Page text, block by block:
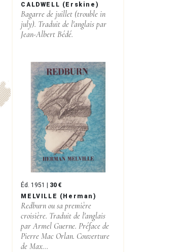
CALDWELL (Erskine)
Bagarre de juillet (trouble in
july). Traduit de l'anglais par
Jean-Albert Bédé.
Éd. 1951 | 30 €
MELVILLE (Herman)
Redburn ou sa première
croisière. Traduit de l'anglais
par Armel Guerne. Préface de
Pierre Mac Orlan. Couverture
de Max...